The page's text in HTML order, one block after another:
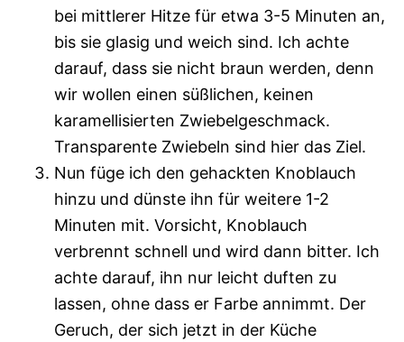
bei mittlerer Hitze für etwa 3-5 Minuten an,
bis sie glasig und weich sind. Ich achte
darauf, dass sie nicht braun werden, denn
wir wollen einen süßlichen, keinen
karamellisierten Zwiebelgeschmack.
Transparente Zwiebeln sind hier das Ziel.
Nun füge ich den gehackten Knoblauch
hinzu und dünste ihn für weitere 1-2
Minuten mit. Vorsicht, Knoblauch
verbrennt schnell und wird dann bitter. Ich
achte darauf, ihn nur leicht duften zu
lassen, ohne dass er Farbe annimmt. Der
Geruch, der sich jetzt in der Küche